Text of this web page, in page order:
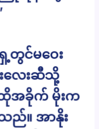
တွင်မဝေး
လေးဆီသို့
အခိုက် မိုးက
ည်။ အာနိုး